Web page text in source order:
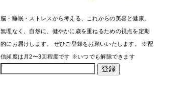
脳・睡眠・ストレスから考える、これからの美容と健康。
無理なく、自然に、健やかに歳を重ねるための視点を定期
的にお届けします。 ぜひご登録をお願いいたします。 ※配
信頻度は月2〜3回程度です ※いつでも解除できます
登録